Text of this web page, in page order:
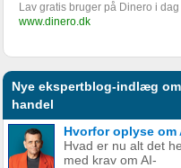
Lav gratis bruger på Dinero i dag
www.dinero.dk
Nye ekspertblog-indlæg
handel
Hvorfor oplyse om
Hvad er nu alt det
med krav om AI-